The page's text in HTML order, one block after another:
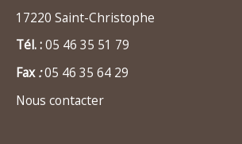
17220 Saint-Christophe
Tél. :05 46 35 51 79
Fax:05 46 35 64 29
Nous contacter